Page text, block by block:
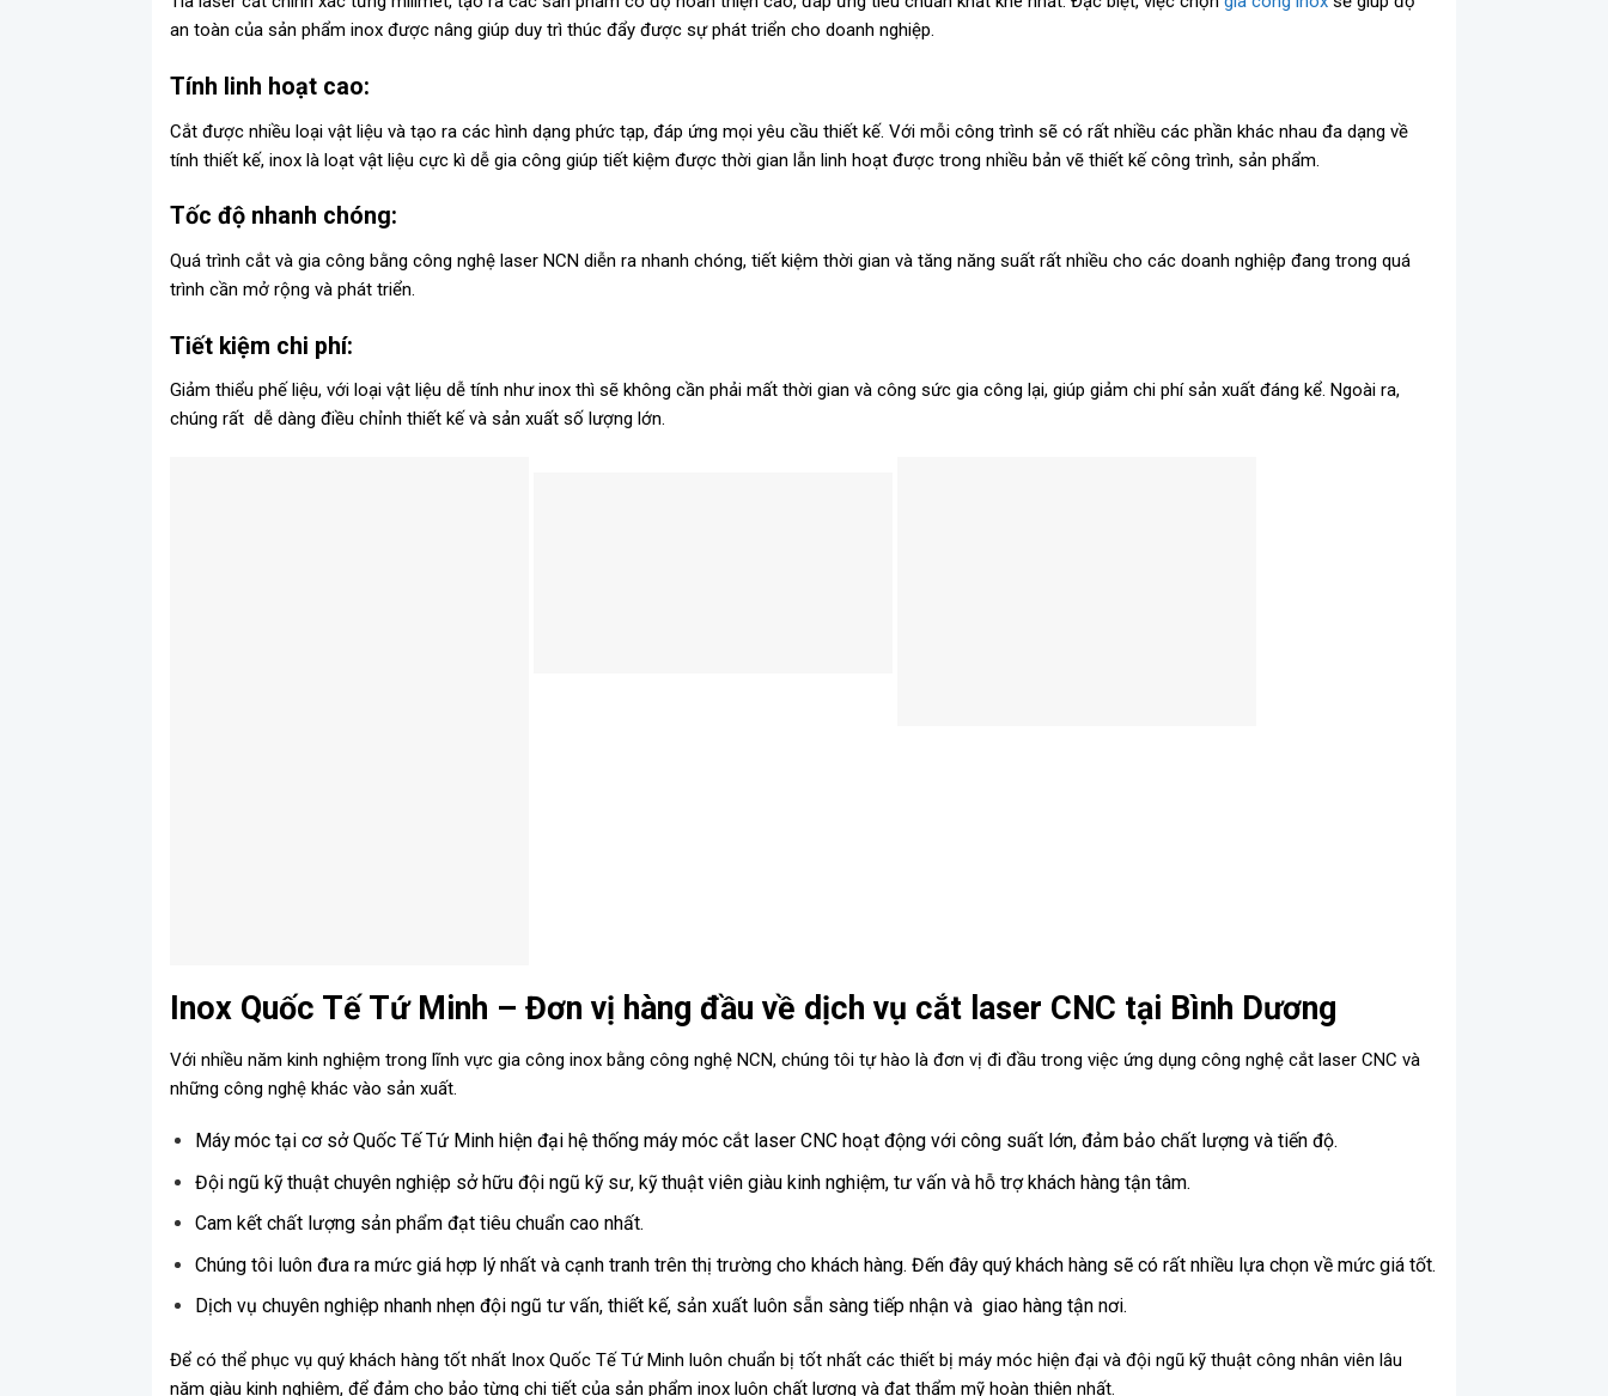
an toàn của sản phẩm inox được nâng giúp duy trì thúc đẩy được sự phát triển cho doanh nghiệp.
Tính linh hoạt cao:
Cắt được nhiều loại vật liệu và tạo ra các hình dạng phức tạp, đáp ứng mọi yêu cầu thiết kế. Với mỗi công trình sẽ có rất nhiều các phần khác nhau đa dạng về
tính thiết kế, inox là loạt vật liệu cực kì dễ gia công giúp tiết kiệm được thời gian lẫn linh hoạt được trong nhiều bản vẽ thiết kế công trình, sản phẩm.
Tốc độ nhanh chóng:
Quá trình cắt và gia công bằng công nghệ laser NCN diễn ra nhanh chóng, tiết kiệm thời gian và tăng năng suất rất nhiều cho các doanh nghiệp đang trong quá
trình cần mở rộng và phát triển.
Tiết kiệm chi phí:
Giảm thiểu phế liệu, với loại vật liệu dễ tính như inox thì sẽ không cần phải mất thời gian và công sức gia công lại, giúp giảm chi phí sản xuất đáng kể. Ngoài ra,
chúng rất dễ dàng điều chỉnh thiết kế và sản xuất số lượng lớn.
Inox Quốc Tế Tứ Minh – Đơn vị hàng đầu về dịch vụ cắt laser CNC tại Bình Dương
Với nhiều năm kinh nghiệm trong lĩnh vực gia công inox bằng công nghệ NCN, chúng tôi tự hào là đơn vị đi đầu trong việc ứng dụng công nghệ cắt laser CNC và
những công nghệ khác vào sản xuất.
Máy móc tại cơ sở Quốc Tế Tứ Minh hiện đại hệ thống máy móc cắt laser CNC hoạt động với công suất lớn, đảm bảo chất lượng và tiến độ.
Đội ngũ kỹ thuật chuyên nghiệp sở hữu đội ngũ kỹ sư, kỹ thuật viên giàu kinh nghiệm, tư vấn và hỗ trợ khách hàng tận tâm.
Cam kết chất lượng sản phẩm đạt tiêu chuẩn cao nhất.
Chúng tôi luôn đưa ra mức giá hợp lý nhất và cạnh tranh trên thị trường cho khách hàng. Đến đây quý khách hàng sẽ có rất nhiều lựa chọn về mức giá tốt.
Dịch vụ chuyên nghiệp nhanh nhẹn đội ngũ tư vấn, thiết kế, sản xuất luôn sẵn sàng tiếp nhận và giao hàng tận nơi.
Để có thể phục vụ quý khách hàng tốt nhất Inox Quốc Tế Tứ Minh luôn chuẩn bị tốt nhất các thiết bị máy móc hiện đại và đội ngũ kỹ thuật công nhân viên lâu
năm giàu kinh nghiệm, để đảm cho bảo từng chi tiết của sản phẩm inox luôn chất lượng và đạt thẩm mỹ hoàn thiện nhất.